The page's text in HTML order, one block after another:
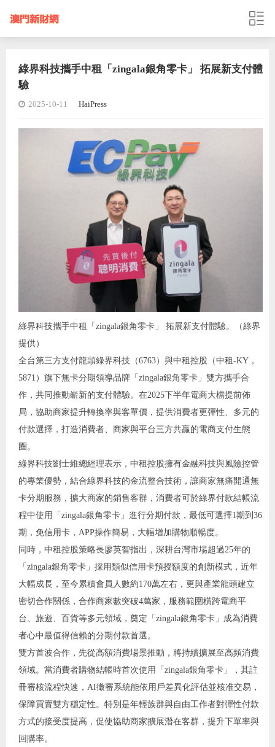
綠界科技攜手中租「zingala銀角零卡」 拓展新支付體
驗
2025-10-11 HaiPress
綠界科技攜手中租「zingala銀角零卡」 拓展新支付體驗。（綠界
提供）
全台第三方支付龍頭綠界科技（6763）與中租控股（中租-KY，
5871）旗下無卡分期領導品牌「zingala銀角零卡」雙方攜手合
作，共同推動嶄新的支付體驗。在2025下半年電商大檔提前佈
局，協助商家提升轉換率與客單價，提供消費者更彈性、多元的
付款選擇，打造消費者、商家與平台三方共贏的電商支付生態
圈。
綠界科技劉士維總經理表示，中租控股擁有金融科技與風險控管
的專業優勢，結合綠界科技的金流整合技術，讓商家無痛開通無
卡分期服務，擴大商家的銷售客群，消費者可於綠界付款結帳流
程中使用「zingala銀角零卡」進行分期付款，最低可選擇1期到36
期，免信用卡，APP操作簡易，大幅增加購物順暢度。
同時，中租控股策略長廖英智指出，深耕台灣市場超過25年的
「zingala銀角零卡」採用類似信用卡預授額度的創新模式，近年
大幅成長，至今累積會員人數約170萬左右，更與產業龍頭建立
密切合作關係，合作商家數突破4萬家，服務範圍橫跨電商平
台、旅遊、百貨等多元領域，奠定「zingala銀角零卡」成為消費
者心中最值得信賴的分期付款首選。
雙方首波合作，先從高額消費場景推動，將持續擴展至高頻消費
領域。當消費者購物結帳時首次使用「zingala銀角零卡」，其註
冊審核流程快速，AI徵審系統能依用戶差異化評估並核准交易，
保障買賣雙方穩定性。特別是年輕族群與自由工作者對彈性付款
方式的接受度提高，促使協助商家擴展潛在客群，提升下單率與
回購率。